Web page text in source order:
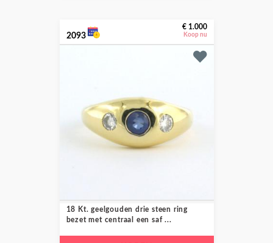
2093
€ 1.000
Koop nu
18 Kt. geelgouden drie steen ring
bezet met centraal een saf ...